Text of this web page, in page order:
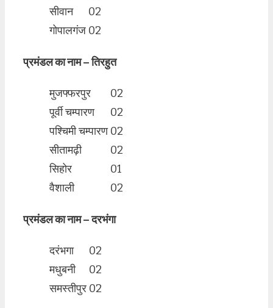
सीवान
02
गोपालगंज 02
प्रमंडल का नाम – तिरहुत
मुजफ्फरपुर
02
पूर्वी चम्पारण
02
पश्चिमी चम्पारण 02
सीतामढ़ी
02
सिहोर
01
वैशाली
02
प्रमंडल का नाम – दरभंगा
दरंभगा
02
मधुबनी
02
समस्तीपुर 02